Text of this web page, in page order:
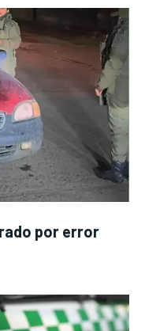
por error